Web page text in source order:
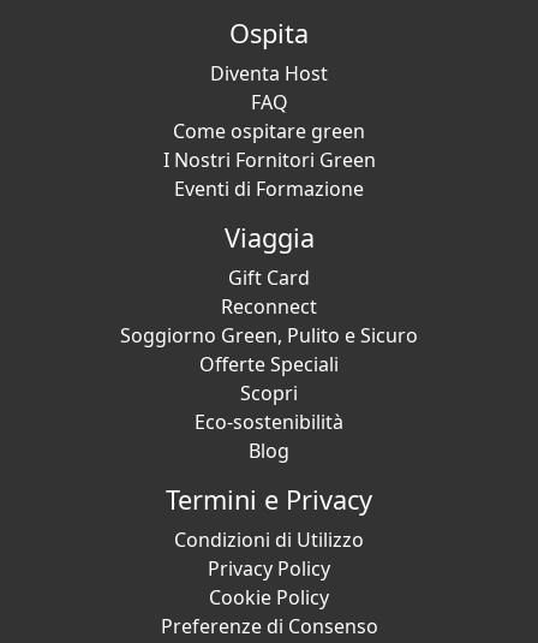
Ospita
Diventa Host
FAQ
Come ospitare green
I Nostri Fornitori Green
Eventi di Formazione
Viaggia
Gift Card
Reconnect
Soggiorno Green, Pulito e Sicuro
Offerte Speciali
Scopri
Eco-sostenibilità
Blog
Termini e Privacy
Condizioni di Utilizzo
Privacy Policy
Cookie Policy
Preferenze di Consenso